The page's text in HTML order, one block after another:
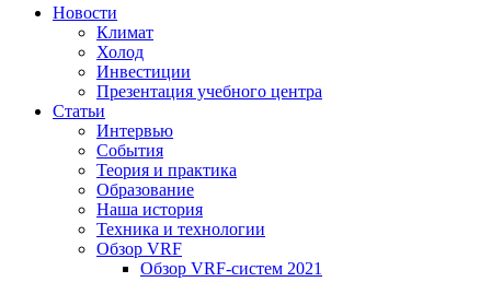
Новости
Климат
Холод
Инвестиции
Презентация учебного центра
Статьи
Интервью
События
Теория и практика
Образование
Наша история
Техника и технологии
Обзор VRF
Обзор VRF-систем 2021